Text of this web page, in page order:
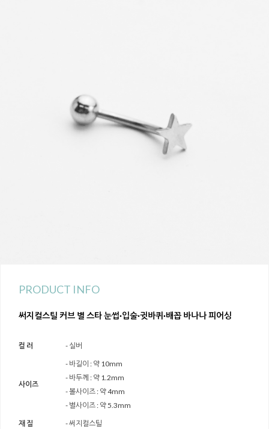
PRODUCT INFO
써지컬스틸 커브 별 스타 눈썹·입술·귓바퀴·배꼽 바나나 피어싱
컬 러 - 실버
사이즈
- 바길이 : 약 10mm
- 바두께 : 약 1.2mm
- 볼사이즈 : 약 4mm
- 별사이즈 : 약 5.3mm
재 질
- 써지컬스틸